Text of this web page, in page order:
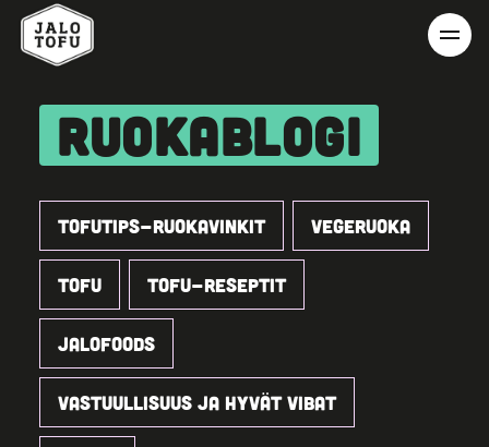
RUOKABLOGI
TOFUTIPS-RUOKAVINKIT VEGERUOKA
TOFU TOFU-RESEPTIT
JALOFOODS
VASTUULLISUUS JA HYVÄT VIBAT